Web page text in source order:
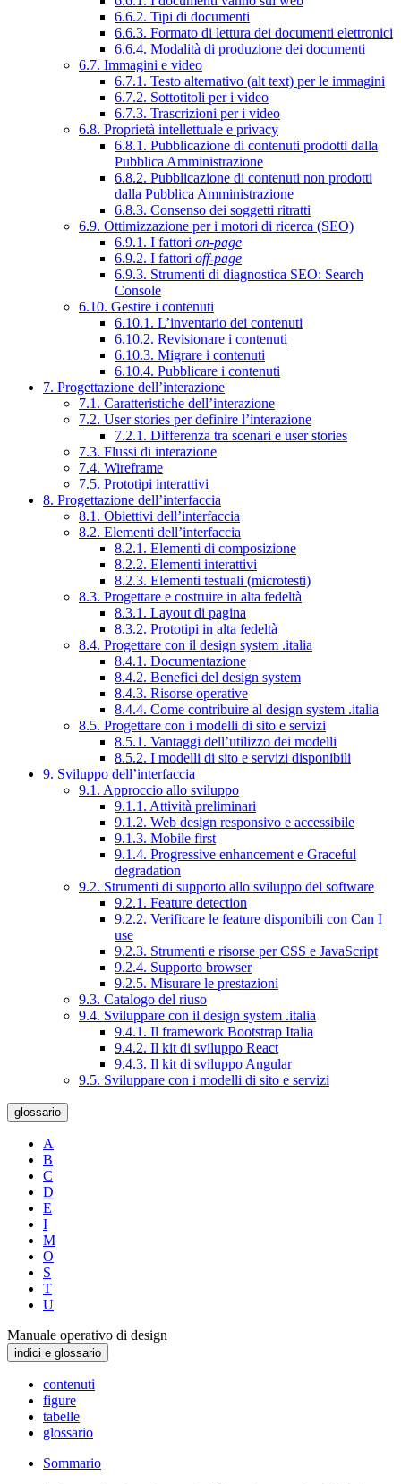
6.6.2. Tipi di documenti
6.6.3. Formato di lettura dei documenti elettronici
6.6.4. Modalità di produzione dei documenti
6.7. Immagini e video
6.7.1. Testo alternativo (alt text) per le immagini
6.7.2. Sottotitoli per i video
6.7.3. Trascrizioni per i video
6.8. Proprietà intellettuale e privacy
6.8.1. Pubblicazione di contenuti prodotti dalla
Pubblica Amministrazione
6.8.2. Pubblicazione di contenuti non prodotti
dalla Pubblica Amministrazione
6.8.3. Consenso dei soggetti ritratti
6.9. Ottimizzazione per i motori di ricerca (SEO)
6.9.1. I fattori on-page
6.9.2. I fattori off-page
6.9.3. Strumenti di diagnostica SEO: Search
Console
6.10. Gestire i contenuti
6.10.1. L’inventario dei contenuti
6.10.2. Revisionare i contenuti
6.10.3. Migrare i contenuti
6.10.4. Pubblicare i contenuti
7. Progettazione dell’interazione
7.1. Caratteristiche dell’interazione
7.2. User stories per definire l’interazione
7.2.1. Differenza tra scenari e user stories
7.3. Flussi di interazione
7.4. Wireframe
7.5. Prototipi interattivi
8. Progettazione dell’interfaccia
8.1. Obiettivi dell’interfaccia
8.2. Elementi dell’interfaccia
8.2.1. Elementi di composizione
8.2.2. Elementi interattivi
8.2.3. Elementi testuali (microtesti)
8.3. Progettare e costruire in alta fedeltà
8.3.1. Layout di pagina
8.3.2. Prototipi in alta fedeltà
8.4. Progettare con il design system .italia
8.4.1. Documentazione
8.4.2. Benefici del design system
8.4.3. Risorse operative
8.4.4. Come contribuire al design system .italia
8.5. Progettare con i modelli di sito e servizi
8.5.1. Vantaggi dell’utilizzo dei modelli
8.5.2. I modelli di sito e servizi disponibili
9. Sviluppo dell’interfaccia
9.1. Approccio allo sviluppo
9.1.1. Attività preliminari
9.1.2. Web design responsivo e accessibile
9.1.3. Mobile first
9.1.4. Progressive enhancement e Graceful
degradation
9.2. Strumenti di supporto allo sviluppo del software
9.2.1. Feature detection
9.2.2. Verificare le feature disponibili con Can I
use
9.2.3. Strumenti e risorse per CSS e JavaScript
9.2.4. Supporto browser
9.2.5. Misurare le prestazioni
9.3. Catalogo del riuso
9.4. Sviluppare con il design system .italia
9.4.1. Il framework Bootstrap Italia
9.4.2. Il kit di sviluppo React
9.4.3. Il kit di sviluppo Angular
9.5. Sviluppare con i modelli di sito e servizi
glossario
A
B
C
D
E
I
M
O
S
T
U
Manuale operativo di design
indici e glossario
contenuti
figure
tabelle
glossario
Sommario